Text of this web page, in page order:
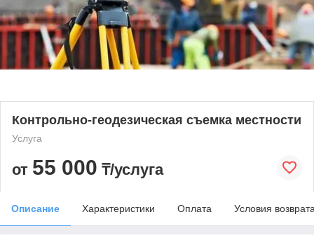
Контрольно-геодезическая съемка местности
Услуга
от 55 000 ₸/услуга
Описание Характеристики Оплата Условия